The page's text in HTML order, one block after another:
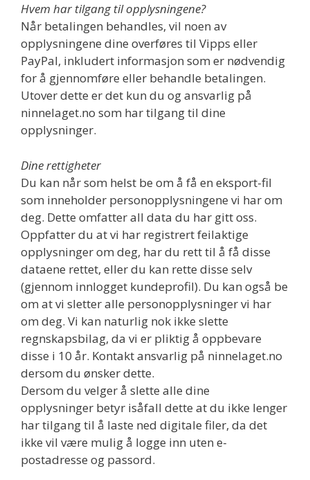
Hvem har tilgang til opplysningene?
Når betalingen behandles, vil noen av
opplysningene dine overføres til Vipps eller
PayPal, inkludert informasjon som er nødvendig
for å gjennomføre eller behandle betalingen.
Utover dette er det kun du og ansvarlig på
ninnelaget.no som har tilgang til dine
opplysninger.
Dine rettigheter
Du kan når som helst be om å få en eksport-fil
som inneholder personopplysningene vi har om
deg. Dette omfatter all data du har gitt oss.
Oppfatter du at vi har registrert feilaktige
opplysninger om deg, har du rett til å få disse
dataene rettet, eller du kan rette disse selv
(gjennom innlogget kundeprofil). Du kan også be
om at vi sletter alle personopplysninger vi har
om deg. Vi kan naturlig nok ikke slette
regnskapsbilag, da vi er pliktig å oppbevare
disse i 10 år. Kontakt ansvarlig på ninnelaget.no
dersom du ønsker dette.
Dersom du velger å slette alle dine
opplysninger betyr isåfall dette at du ikke lenger
har tilgang til å laste ned digitale filer, da det
ikke vil være mulig å logge inn uten e-
postadresse og passord.